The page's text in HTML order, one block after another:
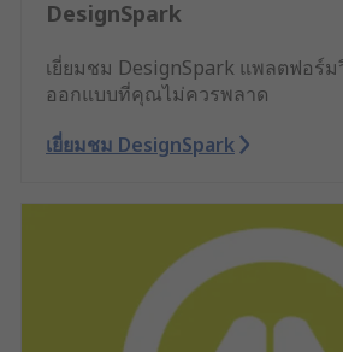
DesignSpark
เยี่ยมชม DesignSpark แพลตฟอร์
ออกแบบที่คุณไม่ควรพลาด
เยี่ยมชม DesignSpark